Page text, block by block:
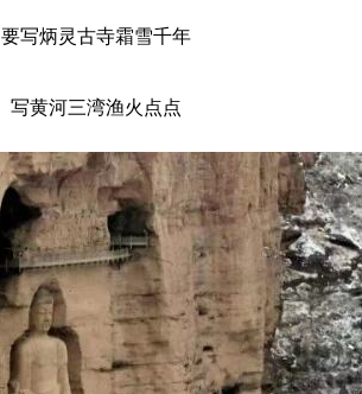
要写炳灵古寺霜雪千年
写黄河三湾渔火点点